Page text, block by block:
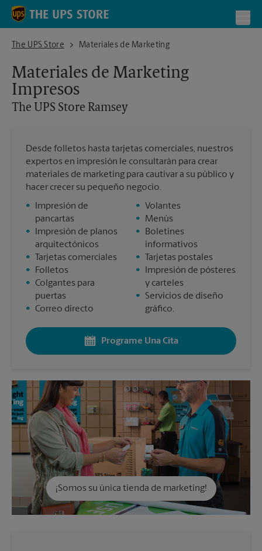
Skip to content
Return to Nav
The UPS Store
The UPS Store RamseyMateriales de Marketing
Materiales de Marketing
Impresos
The UPS Store Ramsey
Desde folletos hasta tarjetas comerciales, nuestros
expertos en impresión le consultarán para crear
materiales de marketing para cautivar a su público y
hacer crecer su pequeño negocio.
•
Impresión de
pancartas
•
Impresión de planos
arquitectónicos
•
Tarjetas comerciales
•
Folletos
• Colgantes para
puertas
• Correo directo
•
Volantes
•
Menús
•
Boletines
informativos
•
Tarjetas postales
•
Impresión de pósteres
y carteles
•
Servicios de diseño
gráfico.
Programe Una Cita
¡Somos su única tienda de marketing!